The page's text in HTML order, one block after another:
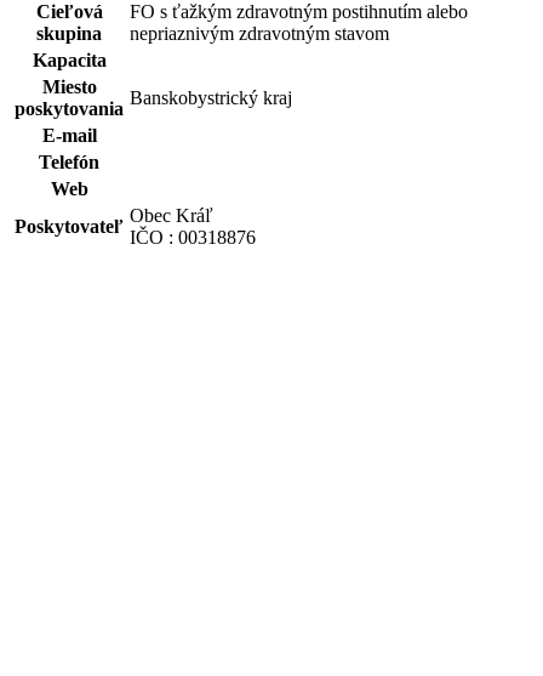
Cieľová
skupina
FO s ťažkým zdravotným postihnutím alebo
nepriaznivým zdravotným stavom
Kapacita
Miesto
poskytovania
Banskobystrický kraj
E-mail
Telefón
Web
Poskytovateľ
Obec Kráľ
IČO : 00318876